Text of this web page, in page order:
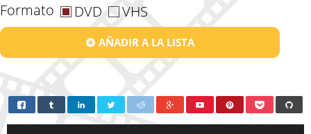
Formato DVD VHS
AÑADIR A LA LISTA